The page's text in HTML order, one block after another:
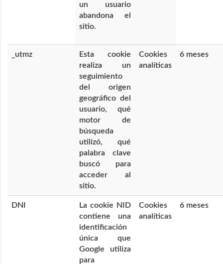
un usuario
abandona el
sitio.
_utmz
Esta cookie
realiza un
seguimiento
del origen
geográfico del
usuario, qué
motor de
búsqueda
utilizó, qué
palabra clave
buscó para
acceder al
sitio.
Cookies
analíticas
6 meses
DNI
La cookie NID
contiene una
identificación
única que
Google utiliza
para
Cookies
analíticas
6 meses